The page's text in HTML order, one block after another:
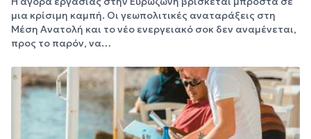
μια κρίσιμη καμπή. Οι γεωπολιτικές αναταράξεις στη
Μέση Ανατολή και το νέο ενεργειακό σοκ δεν αναμένεται,
προς το παρόν, να…